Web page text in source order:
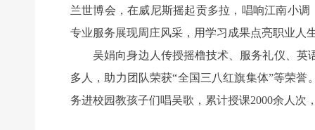
兰世博会，在威尼斯摇起贡多拉，唱响江南小
专业服务展现周庄风采，用学习成果点亮职业人
吴娟向身边人传授摇橹技术、服务礼仪、英语
多人，助力团队荣获“全国三八红旗集体”等荣
务进校园教孩子们唱吴歌，累计授课2000余人次